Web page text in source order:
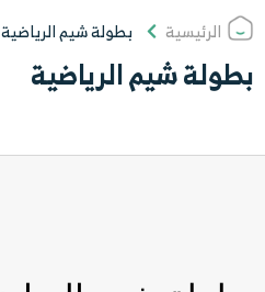
الرئيسية بطولة شيم الرياضية
بطولة شيم الرياضية